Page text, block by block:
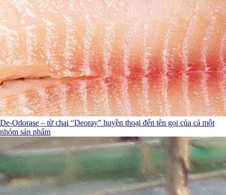
De-Odorase – từ chai “Deoray” huyền thoại đến tên gọi của cả một
nhóm sản phẩm